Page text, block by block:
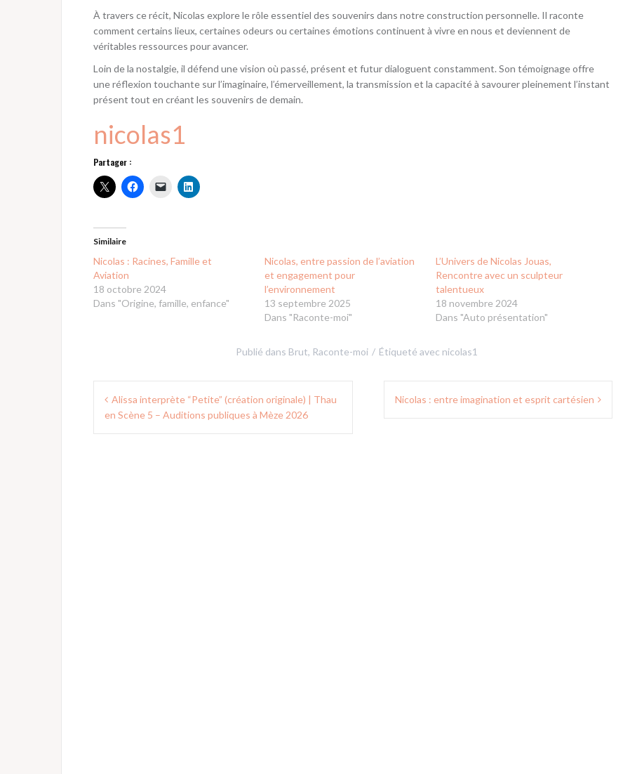
À travers ce récit, Nicolas explore le rôle essentiel des souvenirs dans notre construction personnelle. Il raconte
comment certains lieux, certaines odeurs ou certaines émotions continuent à vivre en nous et deviennent de
véritables ressources pour avancer.
Loin de la nostalgie, il défend une vision où passé, présent et futur dialoguent constamment. Son témoignage offre
une réflexion touchante sur l’imaginaire, l’émerveillement, la transmission et la capacité à savourer pleinement l’instant
présent tout en créant les souvenirs de demain.
nicolas1
Partager :
Similaire
Nicolas : Racines, Famille et
Aviation
18 octobre 2024
Dans "Origine, famille, enfance"
Nicolas, entre passion de l’aviation
et engagement pour
l’environnement
13 septembre 2025
Dans "Raconte-moi"
L’Univers de Nicolas Jouas,
Rencontre avec un sculpteur
talentueux
18 novembre 2024
Dans "Auto présentation"
Publié dans Brut, Raconte-moi Étiqueté avec nicolas1
Navigation
deAlissa interprète “Petite” (création originale) | Thau
en Scène 5 – Auditions publiques à Mèze 2026
Nicolas : entre imagination et esprit cartésien